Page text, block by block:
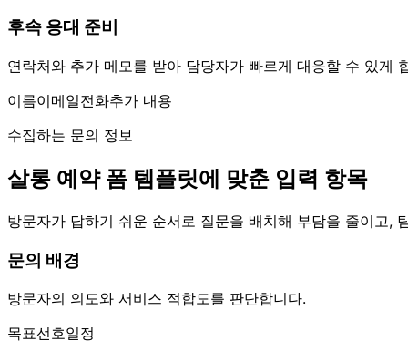
후속 응대 준비
연락처와 추가 메모를 받아 담당자가 빠르게 대응할 수 있게
이름이메일전화추가 내용
수집하는 문의 정보
살롱 예약 폼 템플릿에 맞춘 입력 항목
방문자가 답하기 쉬운 순서로 질문을 배치해 부담을 줄이고,
문의 배경
방문자의 의도와 서비스 적합도를 판단합니다.
목표선호일정